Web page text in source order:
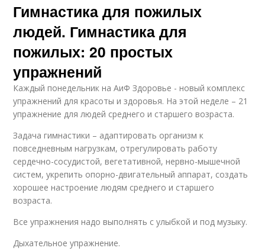
Гимнастика для пожилых
людей. Гимнастика для
пожилых: 20 простых
упражнений
Каждый понедельник на АиФ Здоровье - новый комплекс
упражнений для красоты и здоровья. На этой неделе – 21
упражнение для людей среднего и старшего возраста.
Задача гимнастики – адаптировать организм к
повседневным нагрузкам, отрегулировать работу
сердечно-сосудистой, вегетативной, нервно-мышечной
систем, укрепить опорно-двигательный аппарат, создать
хорошее настроение людям среднего и старшего
возраста.
Все упражнения надо выполнять с улыбкой и под музыку.
Дыхательное упражнение.